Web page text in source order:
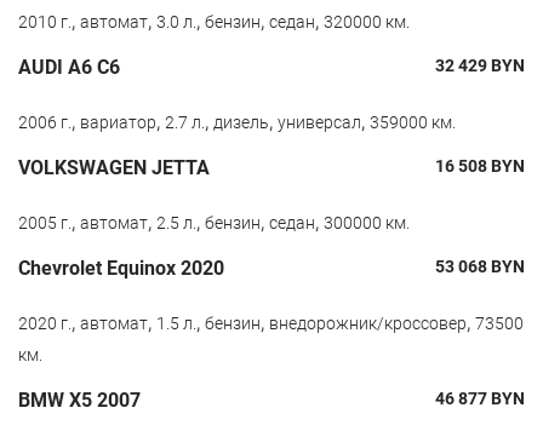
2010 г., автомат, 3.0 л., бензин, седан, 320000 км.
AUDI A6 C6 32 429BYN
2006 г., вариатор, 2.7 л., дизель, универсал, 359000 км.
VOLKSWAGEN JETTA 16 508BYN
2005 г., автомат, 2.5 л., бензин, седан, 300000 км.
Chevrolet Equinox 2020 53 068BYN
2020 г., автомат, 1.5 л., бензин, внедорожник/кроссовер, 73500
км.
BMW X5 2007 46 877BYN